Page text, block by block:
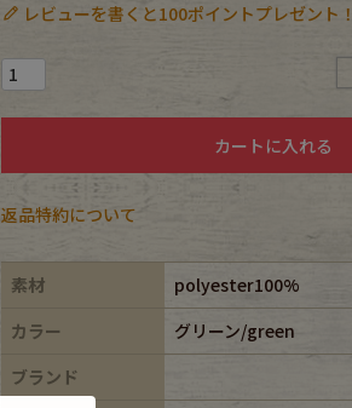
レビューを書くと100ポイントプレゼント！
カートに入れる
返品特約について
素材
polyester100%
カラー
グリーン/green
ブランド